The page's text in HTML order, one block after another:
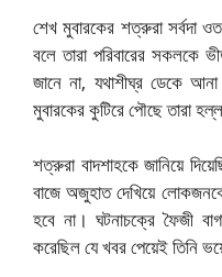
শেখ মুবারকের শত্রুরা সর্বদা
বলে তারা পরিবারের সকলকে
জানে না, যথাশীঘ্র ডেকে
মুবারকের কুটিরে পৌছে তারা
শত্রুরা বাদশাহকে জানিয়ে
বাজে অজুহাত দেখিয়ে
হবে না। ঘটনাচক্রে ফৈজী
করেছিল যে খবর পেয়েই তিনি